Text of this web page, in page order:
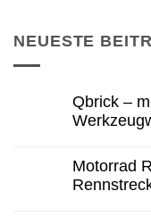
NEUESTE
Qbrick –
Motorrad